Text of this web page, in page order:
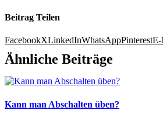
Beitrag Teilen
FacebookXLinkedInWhatsAppPinterestE-
Ähnliche Beiträge
Kann man Abschalten üben?